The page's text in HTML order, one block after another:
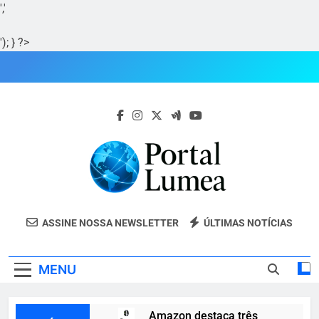
','
'); } ?>
Portal Lumea
Portal Lumea: As Últimas Notícias Do
ASSINE NOSSA NEWSLETTER ÚLTIMAS NOTÍCIAS
MENU
Amazon destaca três